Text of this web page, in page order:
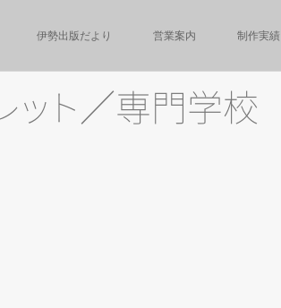
伊勢出版だより 営業案内 制作実績
レット ／専門学校